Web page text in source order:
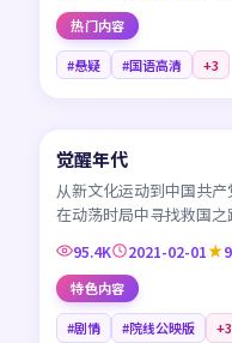
热门内容
#悬疑 #国语高清 +3
CN
觉醒年代
从新文化运动到中国共
在动荡时局中寻找救国之
95.4K 2021-02-01
特色内容
#剧情 #院线公映版 +3